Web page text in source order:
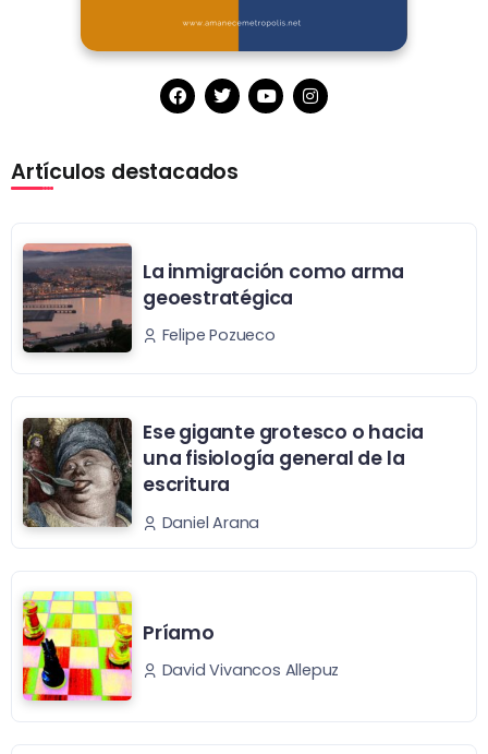
Artículos destacados
La inmigración como arma
geoestratégica
Felipe Pozueco
Ese gigante grotesco o hacia
una fisiología general de la
escritura
Daniel Arana
Príamo
David Vivancos Allepuz